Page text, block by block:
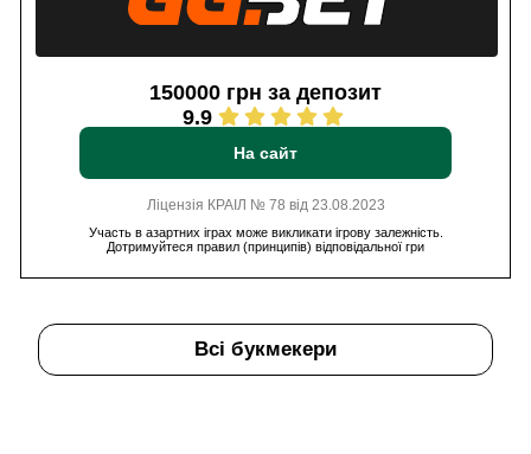
150000 грн за депозит
9.9
На сайт
Ліцензія КРАІЛ № 78 від 23.08.2023
Участь в азартних іграх може викликати ігрову залежність.
Дотримуйтеся правил (принципів) відповідальної гри
Всі букмекери